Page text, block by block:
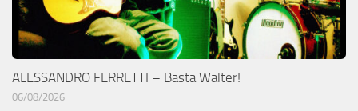
ALESSANDRO FERRETTI – Basta Walter!
06/08/2026